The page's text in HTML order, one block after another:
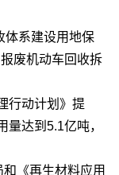
系建设用地保
废机动车回收拆
行动计划》提
达到5.1亿吨，
《再生材料应用